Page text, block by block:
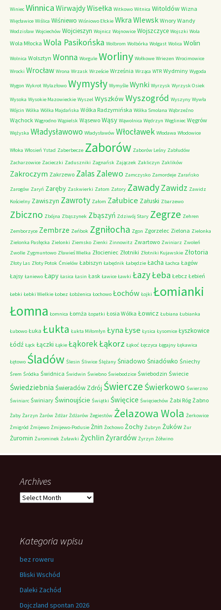
Winiec Winnica WirwajdyWisełka Witkowo Witnica Witoldów Wizna
Więcławice Wiślica Wiśniewo Wiśniowo Ełckie Wkra Wlewsk Wnory Wandy
Wodzisław Wojciechów Wojcieszyn Wojnicz Wojnowice Wojszczyce Wojszki Wola
Wola Młocka Wola Pasikońska Wolbrom Wolbórka Wolgast Wolica Wolin
Wolnica Wolsztyn Wonna Worgule Worliny Wołkowe Wriezen Wrocimowice
Wrocki Wrocław Wrona Wrzask Wrzeście Września Wrząca WTR Wydminy Wygoda
Wygon Wykrot Wylazłowo Wymysły Wymyśle Wynki Wyrzysk Wyrzysk Osiek
Wysoka Wysokie Mazowieckie Wyszel WyszkówWyszogród Wyszyny Wywła
Wójcin Wólka Wólka Majdańska Wólka Radzymińska Wólka Smolana Wąbrzeźno
Wąchock Wągrodno Wąpielsk Wąsewo Wąsy Wąwolnica Wędrzyn Węgliniec Węgrów
Wężyska Władysławowo Władysławów Włocławek Włodawa Włodowice
Włoka Włosień Ystad Zaberbecze Zaborów Zaborów Leśny Zabłudów
Zacharzowice Zacieczki Zaduszniki Zagnańsk Zajączek Zakliczyn Zaklików
Zakroczym Zakrzewo ZalasZalewo Zamczysko Zamordeje Zarańsko
Zarogów Zaryń Zaręby Zaskwierki Zatom Zatory ZawadyZawidz Zawidz
Kościelny Zawiszyn Zawroty Załom Załubice Załuski Zbarzewo
Zbiczno Zbójna Zbąszynek Zbąszyń Zdziwój Stary Zegrze Zehren
Zemborzyce Zembrze Zeńbok Zgniłocha Zgon Zgorzelec Zielona Zielonka
Zielonka Pasłęcka Zielonki Ziemsko Zienki Zinnowitz Zwartowo Zwiniarz Zwoleń
Zwolle Zygmuntowo Zławieś Wielka Złocieniec Złotniki Złotniki Kujawskie Złotoria
Złoty Las Złoty Potok Ćmielów Łabiszyn Łabędnik Łabędzie Łacha Łachca Łagów
Łajsy Łaniewo Łapy Łasica Łasin Łask Ławice Ławki ŁazyŁeba Łebcz Łebień
Łebki Łebki Wielkie Łobez Łobżenica Łochowo Łochów Łojki Łomianki
Łomna Łomnica Łomża Łopatki Łosia Wólka Łowicz Łubiana Łubianka
Łubowo Łuka Łukta Łukta Miłomłyn ŁynaŁyse Łysica Łysomice Łyszkowice
Łódź Łąck Łączki Łąkie ŁąkorekŁąkorz Łąkoć Łęczyca Łęgajny Łękawica
Łętowo Śladów Ślesin Śliwice Ślężany Śniadowo Śniadówko Śniechy
Śrem Śródka Świdnica Świdwin Świebno Świebodzice Świebodzin Świecie
Świedziebnia Świeradów Zdrój Świercze Świerkowo Świerzno
Świniarc Świniary Świnoujście Świątki Święcice Święciechów Żabi Róg Żabno
Żaby Żarzyn Żarów Żdżar Żdżarów Żegiestów Żelazowa Wola Żerkowice
Żmigród Żmijewo Żmijewo-Podusie Żnin Żochowo Żochy Żubryn Żuków Żur
Żuromin Żurominek Żuławki Żychlin Żyrardów Żyrzyn Żółwino
Archives
Archives
Kategoria wpisu
bez roweru
Bliski Wschód
Daleki Zachód
Dojczland spontan 2026